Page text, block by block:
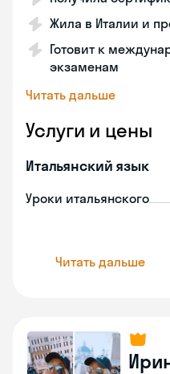
Жила в Италии и
Готовит к
экзаменам
Читать дальше
Услуги и цены
Итальянский язык
Уроки итальянского
Читать дальше